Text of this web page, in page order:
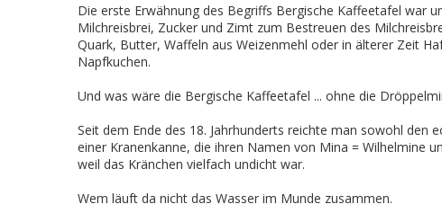
Die erste Erwähnung des Begriffs Bergische Kaffeetafel war
Milchreisbrei, Zucker und Zimt zum Bestreuen des
Quark, Butter, Waffeln aus Weizenmehl oder in älterer Zeit
Napfkuchen.
Und was wäre die Bergische Kaffeetafel ... ohne die
Seit dem Ende des 18. Jahrhunderts reichte man sowohl den
einer Kranenkanne, die ihren Namen von Mina = Wilhelmine
weil das Kränchen vielfach undicht war.
Wem läuft da nicht das Wasser im Munde zusammen.